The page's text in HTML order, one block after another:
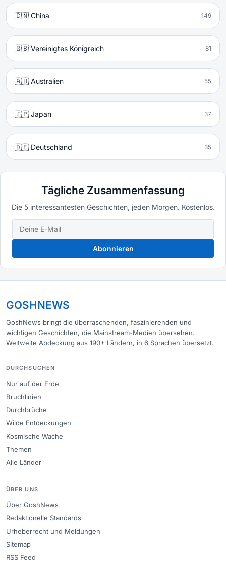
🇨🇳 China 149
🇬🇧 Vereinigtes Königreich 81
🇦🇺 Australien 55
🇯🇵 Japan 37
🇩🇪 Deutschland 35
Tägliche Zusammenfassung
Die 5 interessantesten Geschichten, jeden Morgen. Kostenlos.
Abonnieren
GOSHNEWS
GoshNews bringt die überraschenden, faszinierenden und
wichtigen Geschichten, die Mainstream-Medien übersehen.
Weltweite Abdeckung aus 190+ Ländern, in 6 Sprachen übersetzt.
DURCHSUCHEN
Nur auf der Erde
Bruchlinien
Durchbrüche
Wilde Entdeckungen
Kosmische Wache
Themen
Alle Länder
ÜBER UNS
Über GoshNews
Redaktionelle Standards
Urheberrecht und Meldungen
Sitemap
RSS Feed